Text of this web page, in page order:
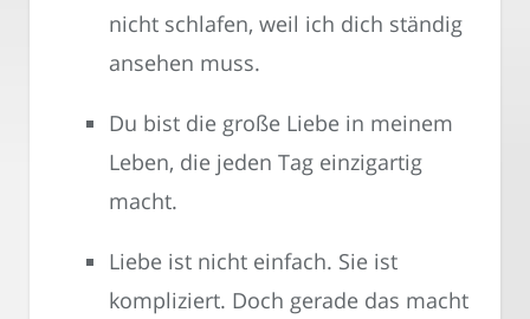
nicht schlafen, weil ich dich ständig
ansehen muss.
Du bist die große Liebe in meinem
Leben, die jeden Tag einzigartig
macht.
Liebe ist nicht einfach. Sie ist
kompliziert. Doch gerade das macht